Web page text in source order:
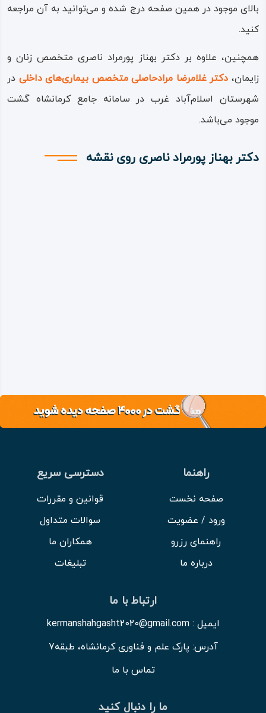
بالای موجود در همین صفحه درج شده و می‌توانید به آن مراجعه
کنید.
همچنین، علاوه بر دکتر بهناز پورمراد ناصری متخصص زنان و
زایمان، دکتر غلامرضا مرادحاصلی متخصص بیماری‌های داخلی در
شهرستان اسلام‌آباد غرب در سامانه جامع کرمانشاه گشت
موجود می‌باشد.
دکتر بهناز پورمراد ناصری روی نقشه
راهنما
صفحه نخست
ورود / عضویت
راهنمای رزرو
درباره ما
دسترسی سریع
قوانین و مقررات
سوالات متداول
همکاران ما
تبلیغات
ارتباط با ما
ایمیل : kermanshahgasht2020@gmail.com
آدرس: پارک علم و فناوری کرمانشاه، طبقه7
تماس با ما
ما را دنبال کنید